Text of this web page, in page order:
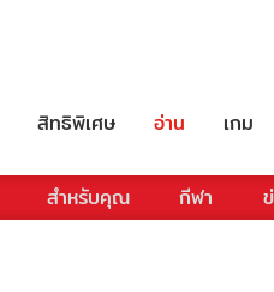
สิทธิพิเศษ อ่าน เกม
สำหรับคุณ กีฬา